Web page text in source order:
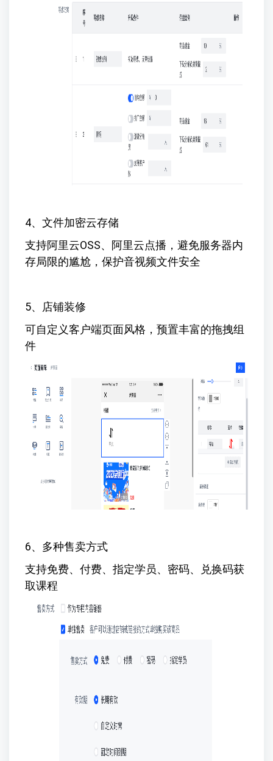
4、文件加密云存储
支持阿里云OSS、阿里云点播，避免服务器内
存局限的尴尬，保护音视频文件安全
5、店铺装修
可自定义客户端页面风格，预置丰富的拖拽组
件
6、多种售卖方式
支持免费、付费、指定学员、密码、兑换码获
取课程